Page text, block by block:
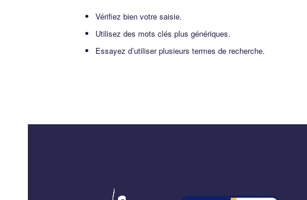
Vérifiez bien votre saisie.
Utilisez des mots clés plus génériques.
Essayez d’utiliser plusieurs termes de recherche.